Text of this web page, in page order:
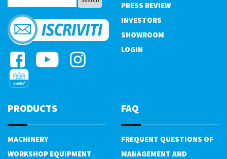
PRESS REVIEW
INVESTORS
SHOWROOM
LOGIN
PRODUCTS
MACHINERY
WORKSHOP EQUIPMENT
FAQ
FREQUENT QUESTIONS OF
MANAGEMENT AND